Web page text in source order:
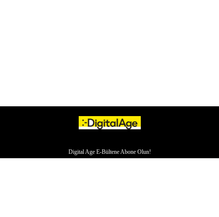
Digital Age E-Bültene Abone Olun!